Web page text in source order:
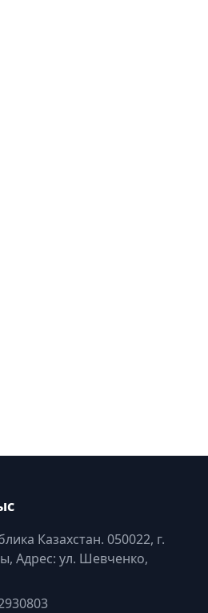
Казахстан. 050022, г.
Адрес: ул. Шевченко,